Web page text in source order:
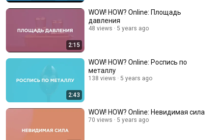
2:15
WOW! HOW? Online: Площадь
давления
48 views 5 years ago
2:43
WOW! HOW? Online: Роспись по
металлу
138 views 5 years ago
WOW! HOW? Online: Невидимая сила
70 views 5 years ago